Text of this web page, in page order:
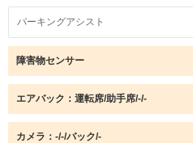
パーキングアシスト
障害物センサー
エアバック：運転席/助手席/-/-
カメラ：-/-/バック/-